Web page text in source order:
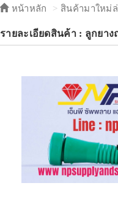
หน้าหลัก สินค้ามาใหม่
รายละเอียดสินค้า : ลูกยา